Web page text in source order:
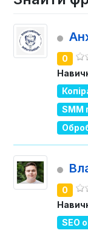
0
SMM
0
SEO